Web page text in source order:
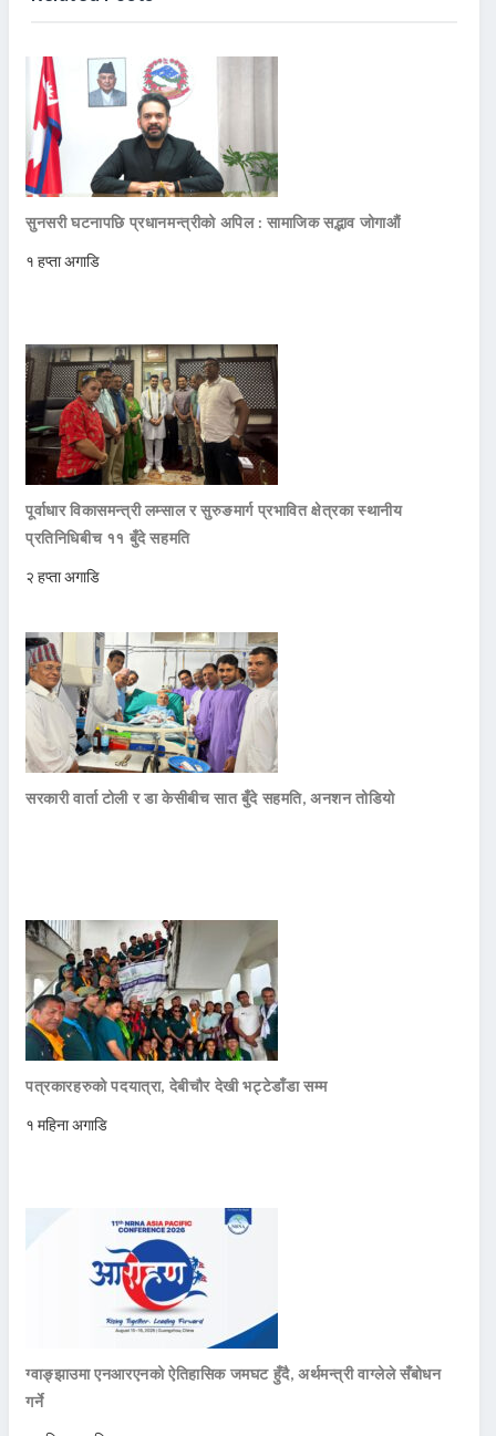
सुनसरी घटनापछि प्रधानमन्त्रीको अपिल : सामाजिक सद्भाव जोगाऔं
१ हप्ता अगाडि
पूर्वाधार विकासमन्त्री लम्साल र सुरुङमार्ग प्रभावित क्षेत्रका स्थानीय
प्रतिनिधिबीच ११ बुँदे सहमति
२ हप्ता अगाडि
सरकारी वार्ता टोली र डा केसीबीच सात बुँदे सहमति, अनशन तोडियो
पत्रकारहरुको पदयात्रा, देबीचौर देखी भट्टेडाँडा सम्म
१ महिना अगाडि
ग्वाङ्झाउमा एनआरएनको ऐतिहासिक जमघट हुँदै, अर्थमन्त्री वाग्लेले सँबोधन
गर्ने